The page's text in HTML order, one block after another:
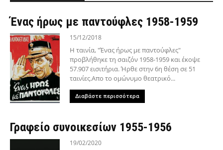
Ένας ήρως με παντούφλες 1958-1959
15/12/2018
Η ταινία, "Ένας ήρως με παντούφλες"
προβλήθηκε τη σαιζόν 1958-1959 και έκοψε
57.907 εισιτήρια. Ήρθε στην 6η θέση σε 51
ταινίες.Απο το ομώνυμο θεατρικό...
Διαβάστε περισσότερα
Γραφείο συνοικεσίων 1955-1956
19/02/2020